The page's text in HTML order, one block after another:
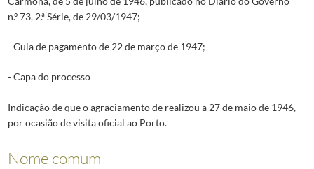
n.º 73, 2.ª Série, de 29/03/1947;
- Guia de pagamento de 22 de março de 1947;
- Capa do processo
Indicação de que o agraciamento de realizou a 27 de maio de 1946,
por ocasião de visita oficial ao Porto.
Nome comum